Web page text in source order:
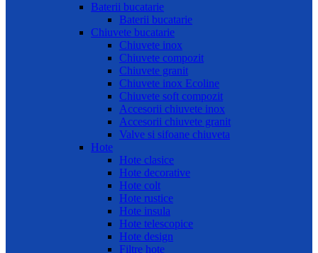
Baterii bucatarie
Baterii bucatarie
Chiuvete bucatarie
Chiuvete inox
Chiuvete compozit
Chiuvete granit
Chiuvete inox Ecoline
Chiuvete soft compozit
Accesorii chiuvete inox
Accesorii chiuvete granit
Valve si sifoane chiuveta
Hote
Hote clasice
Hote decorative
Hote colt
Hote rustice
Hote insula
Hote telescopice
Hote design
Filtre hote